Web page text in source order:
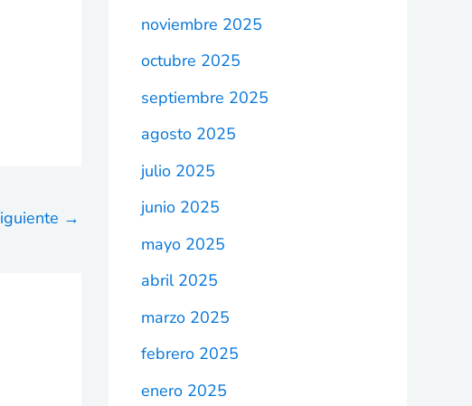
→
noviembre 2025
octubre 2025
septiembre 2025
agosto 2025
julio 2025
junio 2025
mayo 2025
abril 2025
marzo 2025
febrero 2025
enero 2025